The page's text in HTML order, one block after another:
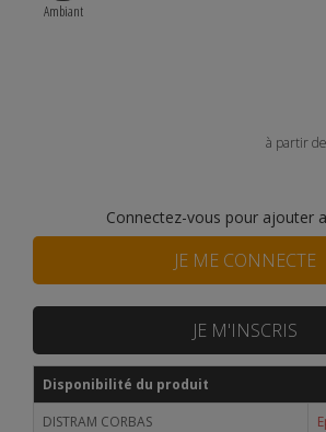
Ambiant
à partir
Connectez-vous pour ajouter
JE ME CONNECTE
JE M'INSCRIS
Disponibilité du produit
DISTRAM CORBAS